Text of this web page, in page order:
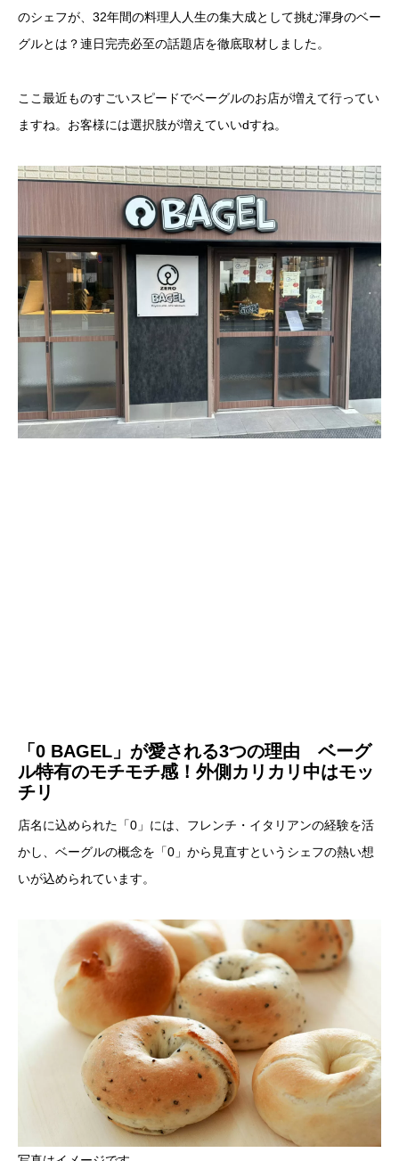
のシェフが、32年間の料理人人生の集大成として挑む渾身のベー
グルとは？連日完売必至の話題店を徹底取材しました。
ここ最近ものすごいスピードでベーグルのお店が増えて行ってい
ますね。お客様には選択肢が増えていいdすね。
「0 BAGEL」が愛される3つの理由 ベーグ
ル特有のモチモチ感！外側カリカリ中はモッ
チリ
店名に込められた「0」には、フレンチ・イタリアンの経験を活
かし、ベーグルの概念を「0」から見直すというシェフの熱い想
いが込められています。